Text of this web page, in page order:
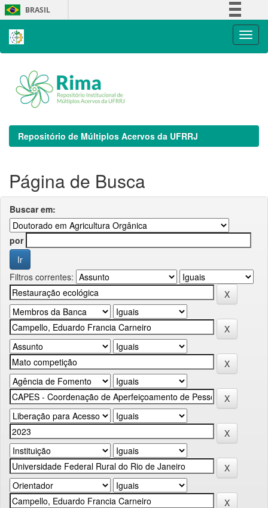
Skip
navigation
BRASIL
Repositório de Múltiplos Acervos da UFRRJ
Página de Busca
Buscar em:
por
Filtros correntes: